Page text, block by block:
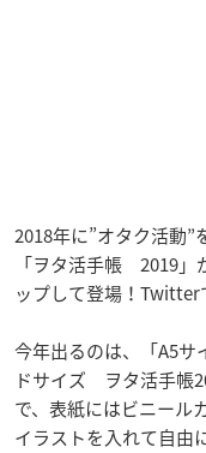
2018年に”オタク活動”
「ヲタ活手帳 2019
ップして登場！Twitter
今年出るのは、「A5
ドサイズ ヲタ活手帳
で、表紙にはビニール
イラストを入れて自由